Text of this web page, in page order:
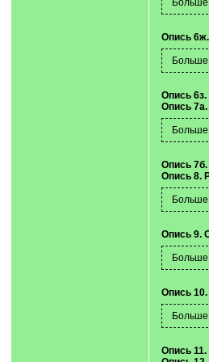
Опись
Опись 6з.
Опись
Опись
Опись 8.
Опись 9.
Опись
Опись